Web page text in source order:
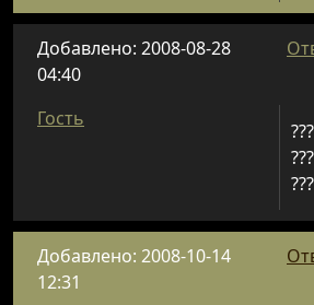
Добавлено: 2008-08-28
04:40
Гость
Добавлено: 2008-10-14
12:31